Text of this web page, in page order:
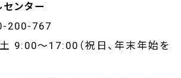
ンター
200-767
9:00～17:00（祝日、年末年始を